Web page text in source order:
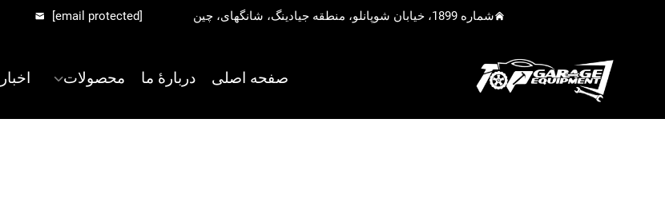
شماره 1899، خیابان شوپانلو، منطقه جیادینگ، شانگهای، چین [email protected]
صفحه اصلی دربارهٔ ما محصولات اخبار